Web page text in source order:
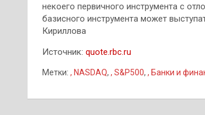
некоего первичного инструмента с
базисного инструмента может
Кириллова
Источник: quote.rbc.ru
Метки: , NASDAQ, , S&P500, , Банки и